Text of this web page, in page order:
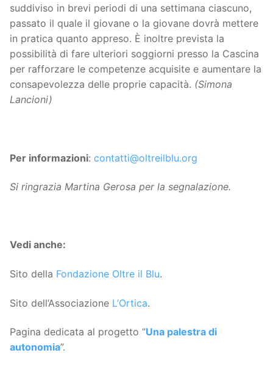
suddiviso in brevi periodi di una settimana ciascuno,
passato il quale il giovane o la giovane dovrà mettere
in pratica quanto appreso. È inoltre prevista la
possibilità di fare ulteriori soggiorni presso la Cascina
per rafforzare le competenze acquisite e aumentare la
consapevolezza delle proprie capacità. (Simona
Lancioni)
Per informazioni: contatti@oltreilblu.org
Si ringrazia Martina Gerosa per la segnalazione.
Vedi anche:
Sito della Fondazione Oltre il Blu.
Sito dell’Associazione L’Ortica.
Pagina dedicata al progetto “Una palestra di
autonomia”.